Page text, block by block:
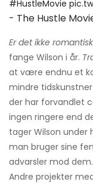
#HustleMovie
- The Hustle
Er det ikke
fange Wilson i år.
at være endnu et
mindre
der har forvandlet
ingen ringere end
tager Wilson
man bruger sine
advarsler mod dem.
Andre projekter